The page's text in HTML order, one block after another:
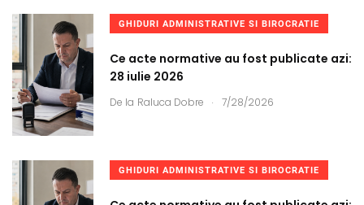
GHIDURI ADMINISTRATIVE SI BIROCRATIE
Ce acte normative au fost publicate azi:
28 iulie 2026
De la Raluca Dobre . 7/28/2026
GHIDURI ADMINISTRATIVE SI BIROCRATIE